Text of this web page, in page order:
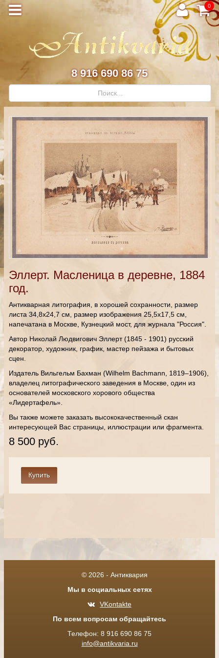
0
8 916 690 86 75
Эллерт. Масленица в деревне, 1884
год.
Антикварная литография, в хорошей сохранности, размер
листа 34,8х24,7 см, размер изображения 25,5х17,5 см,
напечатана в Москве, Кузнецкий мост, для журнала "Россия".
Автор Николай Людвигович Эллерт (1845 - 1901) русский
декоратор, художник, график, мастер пейзажа и бытовых
сцен.
Издатель Вильгельм Бахман (Wilhelm Bachmann, 1819–1906),
владелец литографического заведения в Москве, один из
основателей московского хорового общества
«Лидертафель».
Вы также можете заказать высококачественный скан
интересующей Вас страницы, иллюстрации или фрагмента.
8 500 руб.
© 2026 - Антиквария
Мы в социальных сетях
VKontakte
По всем вопросам обращайтесь
Телефон: 8 916 690 86 75
info@antikvaria.ru